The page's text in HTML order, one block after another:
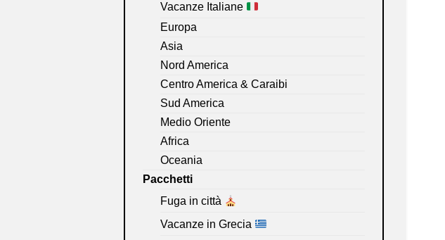
Vacanze Italiane
Europa
Asia
Nord America
Centro America & Caraibi
Sud America
Medio Oriente
Africa
Oceania
Pacchetti
Fuga in città
Vacanze in Grecia